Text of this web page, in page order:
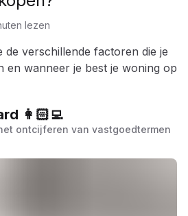
lezen
de verschillende factoren die je
en wanneer je best je woning op
👩🏻‍💻
ontcijferen van vastgoedtermen